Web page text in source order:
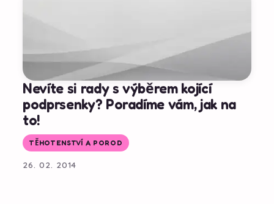
Nevíte si rady s výběrem kojící
podprsenky? Poradíme vám, jak na
to!
TĚHOTENSTVÍ A POROD
26. 02. 2014